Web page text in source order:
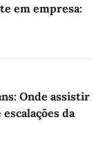
em empresa:
Onde assistir
da